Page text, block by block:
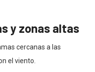
y zonas altas
cercanas a las
el viento.